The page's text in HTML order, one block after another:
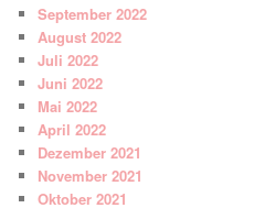
September 2022
August 2022
Juli 2022
Juni 2022
Mai 2022
April 2022
Dezember 2021
November 2021
Oktober 2021